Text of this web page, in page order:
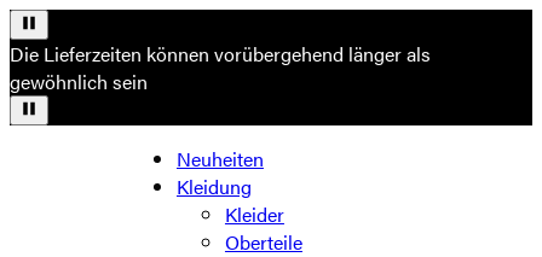
Die Lieferzeiten können vorübergehend länger als
gewöhnlich sein
Neuheiten
Kleidung
Kleider
Oberteile